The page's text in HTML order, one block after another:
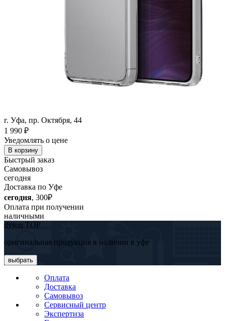
г. Уфа, пр. Октября, 44
1 990 ₽
Уведомлять о цене
В корзину
Быстрый заказ
Самовывоз
сегодня
Доставка по Уфе
сегодня, 300₽
Оплата при получении
наличными
dyson TOP
оригинальная продукция в наличии в уфе
выбрать
Оплата
Доставка
Самовывоз
Сервисный центр
Экспертиза